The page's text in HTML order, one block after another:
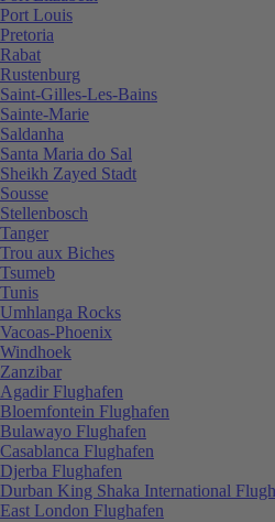
Port Louis
Pretoria
Rabat
Rustenburg
Saint-Gilles-Les-Bains
Sainte-Marie
Saldanha
Santa Maria do Sal
Sheikh Zayed Stadt
Sousse
Stellenbosch
Tanger
Trou aux Biches
Tsumeb
Tunis
Umhlanga Rocks
Vacoas-Phoenix
Windhoek
Zanzibar
Agadir Flughafen
Bloemfontein Flughafen
Bulawayo Flughafen
Casablanca Flughafen
Djerba Flughafen
Durban King Shaka International
East London Flughafen